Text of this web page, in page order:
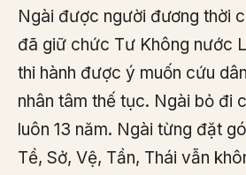
Ngài được người đương thời
đã giữ chức Tư Không nước
thi hành được ý muốn cứu
nhân tâm thế tục. Ngài bỏ đi
luôn 13 năm. Ngài từng đặt
Tề, Sở, Vệ, Tần, Thái vẫn